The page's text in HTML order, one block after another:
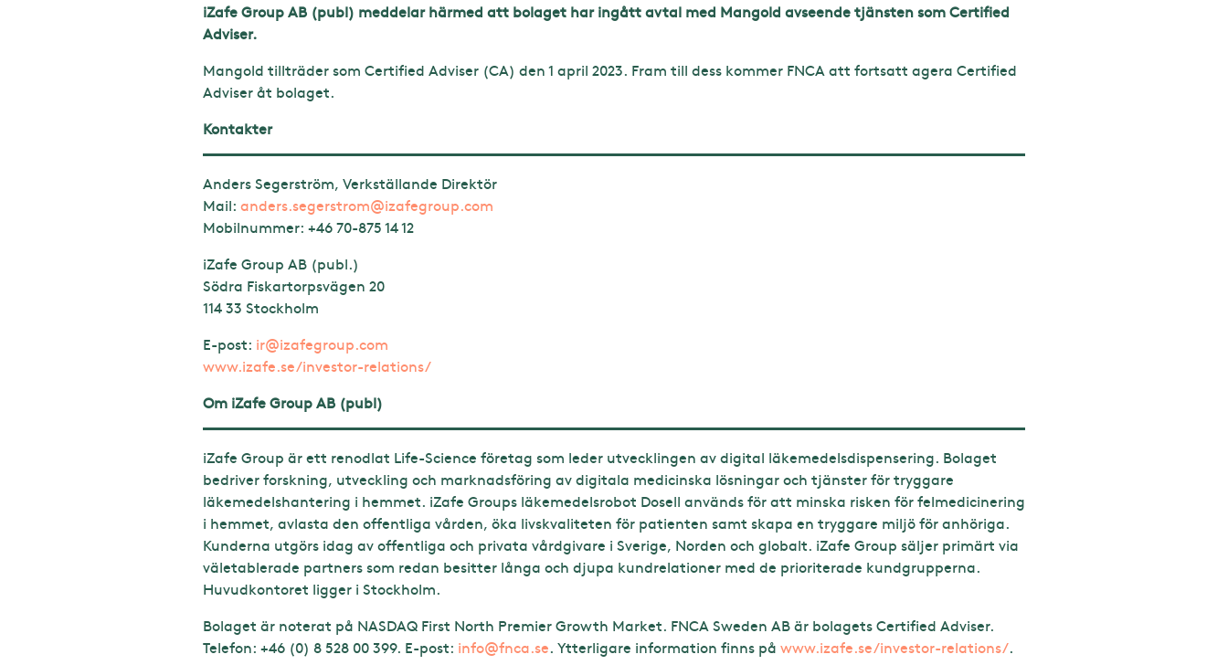
iZafe Group AB (publ) meddelar härmed att bolaget har ingått avtal med Mangold avseende tjänsten som Certified
Adviser.
Mangold tillträder som Certified Adviser (CA) den 1 april 2023. Fram till dess kommer FNCA att fortsatt agera Certified
Adviser åt bolaget.
Kontakter
Anders Segerström, Verkställande Direktör
Mail: anders.segerstrom@izafegroup.com
Mobilnummer: +46 70-875 14 12
iZafe Group AB (publ.)
Södra Fiskartorpsvägen 20
114 33 Stockholm
E-post: ir@izafegroup.com
www.izafe.se/investor-relations/
Om iZafe Group AB (publ)
iZafe Group är ett renodlat Life-Science företag som leder utvecklingen av digital läkemedelsdispensering. Bolaget
bedriver forskning, utveckling och marknadsföring av digitala medicinska lösningar och tjänster för tryggare
läkemedelshantering i hemmet. iZafe Groups läkemedelsrobot Dosell används för att minska risken för felmedicinering
i hemmet, avlasta den offentliga vården, öka livskvaliteten för patienten samt skapa en tryggare miljö för anhöriga.
Kunderna utgörs idag av offentliga och privata vårdgivare i Sverige, Norden och globalt. iZafe Group säljer primärt via
väletablerade partners som redan besitter långa och djupa kundrelationer med de prioriterade kundgrupperna.
Huvudkontoret ligger i Stockholm.
Bolaget är noterat på NASDAQ First North Premier Growth Market. FNCA Sweden AB är bolagets Certified Adviser.
Telefon: +46 (0) 8 528 00 399. E-post: info@fnca.se. Ytterligare information finns på www.izafe.se/investor-relations/.